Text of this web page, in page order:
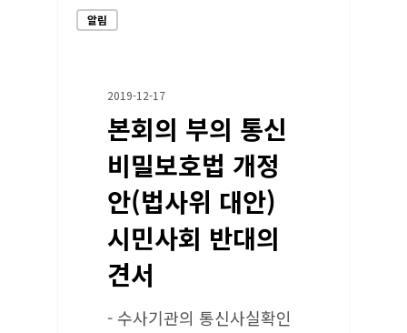
알림
2019-12-17
본회의 부의 통신
비밀보호법 개정
안(법사위 대안)
시민사회 반대의
견서
- 수사기관의 통신사실확인